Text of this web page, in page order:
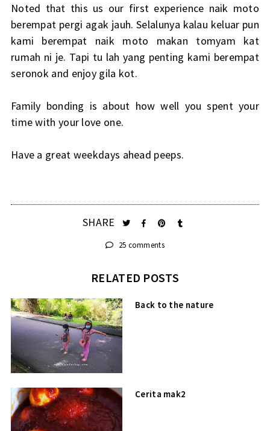
Noted that this us our first experience naik moto
berempat pergi agak jauh. Selalunya kalau keluar pun
kami berempat naik moto makan tomyam kat
rumah ni je. Tapi tu lah yang penting kami berempat
seronok and enjoy gila kot.
Family bonding is about how well you spent your
time with your love one.
Have a great weekdays ahead peeps.
SHARE
25 comments
RELATED POSTS
Back to the nature
Cerita mak2